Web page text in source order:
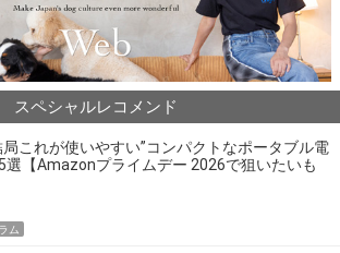
スペシャルレコメンド
局これが使いやすい”コンパクトなポータブル電
選【Amazonプライムデー 2026で狙いたいも
ム